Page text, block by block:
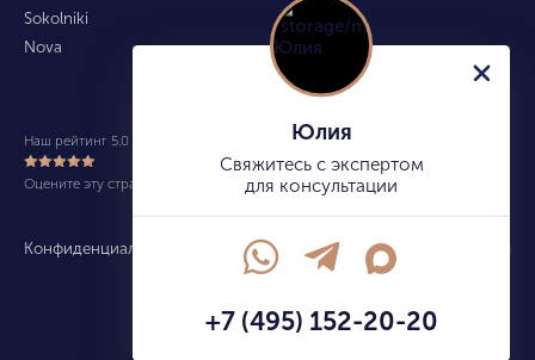
Sokolniki
Nova
Конфиденциальность Карта сайта info@kupitekvartiru.com
Наш рейтинг 5.0 из 5 (490)
Оцените эту страницу
Юлия
Свяжитесь с экспертом
для консультации
+7 (495) 152-20-20